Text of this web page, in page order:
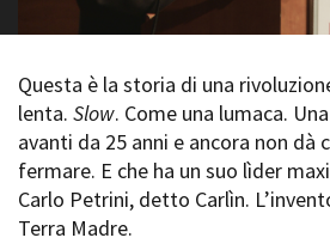
Bandi e gare
Sostenibilità ambientale
SERVIZI
Servizi generali
Location scouting
Spazi nella sede FCTP
Sala Casting
Sala Paolo Tenna
Questa è la storia di una
lenta. Slow. Come una lumaca.
avanti da 25 anni e ancora non dà
fermare. E che ha un suo lìder
Carlo Petrini, detto Carlìn.
Terra Madre.